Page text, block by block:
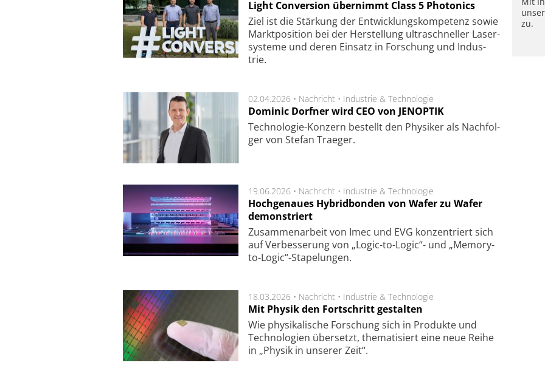
Light Conversion übernimmt Class 5 Photonics
Ziel ist die Stär­kung der Ent­wick­lungs­kom­pe­tenz sowie
Markt­po­si­tion bei der Her­stel­lung ul­tra­schnel­ler Laser­
sys­te­me und de­ren Ein­satz in For­schung und In­dus­
trie.
02.04.2026 • Nachricht • Industrie & Technologie
Dominic Dorfner wird CEO von JENOPTIK
Techno­logie-Konzern be­stellt den Phy­si­ker als Nach­fol­
ger von Ste­fan Trae­ger.
19.06.2026 • Nachricht • Industrie & Technologie
Hochgenaues Hybridbonden von Wafer zu Wafer
demonstriert
Zu­sam­men­arbeit von Imec und EVG kon­zen­triert sich
auf Ver­bes­se­rung von „Logic-to-Logic“- und „Memory-
to-Logic“-Sta­pe­lungen.
18.03.2026 • Nachricht • Industrie & Technologie
Mit Physik den Fortschritt gestalten
Wie physikalische Forschung sich in Produkte und
Technologien übersetzt, thematisiert eine neue Reihe
in „Physik in unserer Zeit“.
zu.